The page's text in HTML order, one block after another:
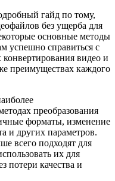
гайд по тому,
без ущерба для
основные методы
успешно справиться с
видео и
преимуществах каждого
преобразования
форматы, изменение
и других параметров.
всего подходят для
их для
потери качества и